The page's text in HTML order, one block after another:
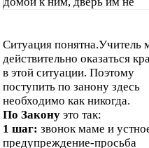
решению суда. судиться
хочет или не может, тут не
аттестовать мальчика
завуч звонит в управление
образование оттуда ответ -
изыщите возможность
все, разговор окончен.
представители закона закон
Ситуация понятна.Учитель
действительно оказаться
в этой ситуации. Поэтому
поступить по занону здесь
необходимо как никогда.
По Закону это так:
1 шаг: звонок маме и
предупреждение-просьба